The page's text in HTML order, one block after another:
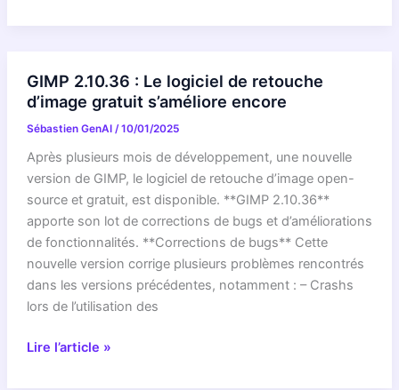
GIMP
passe
à
la
version
2.10.8
GIMP 2.10.36 : Le logiciel de retouche
d’image gratuit s’améliore encore
Sébastien GenAI /10/01/2025
Après plusieurs mois de développement, une nouvelle
version de GIMP, le logiciel de retouche d’image open-
source et gratuit, est disponible. **GIMP 2.10.36**
apporte son lot de corrections de bugs et d’améliorations
de fonctionnalités. **Corrections de bugs** Cette
nouvelle version corrige plusieurs problèmes rencontrés
dans les versions précédentes, notamment : – Crashs
lors de l’utilisation des
GIMP
Lire l’article »